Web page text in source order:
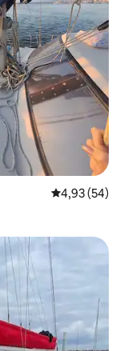
Średnia
4,93 (54)